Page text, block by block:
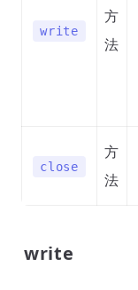
write
方
法
close
方
法
write